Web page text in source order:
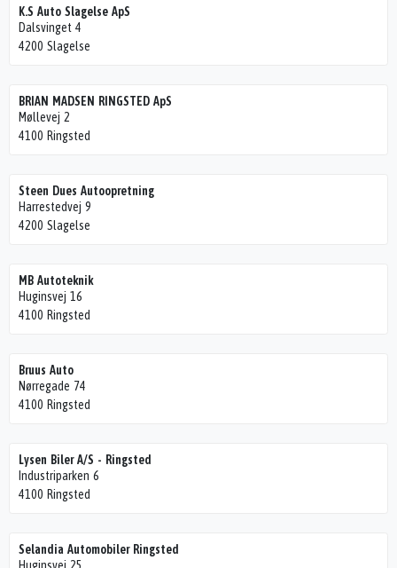
K.S Auto Slagelse ApS
Dalsvinget 4
4200 Slagelse
BRIAN MADSEN RINGSTED ApS
Møllevej 2
4100 Ringsted
Steen Dues Autoopretning
Harrestedvej 9
4200 Slagelse
MB Autoteknik
Huginsvej 16
4100 Ringsted
Bruus Auto
Nørregade 74
4100 Ringsted
Lysen Biler A/S - Ringsted
Industriparken 6
4100 Ringsted
Selandia Automobiler Ringsted
Huginsvej 25